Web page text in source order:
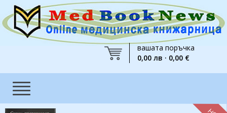
вашата поръчка
0,00 лв · 0,00 €